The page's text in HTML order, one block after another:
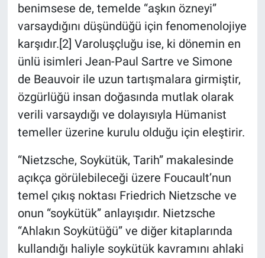
benimsese de, temelde “aşkın özneyi”
varsaydığını düşündüğü için fenomenolojiye
karşıdır.[2] Varoluşçluğu ise, ki dönemin en
ünlü isimleri Jean-Paul Sartre ve Simone
de Beauvoir ile uzun tartışmalara girmiştir,
özgürlüğü insan doğasında mutlak olarak
verili varsaydığı ve dolayısıyla Hümanist
temeller üzerine kurulu olduğu için eleştirir.
“Nietzsche, Soykütük, Tarih” makalesinde
açıkça görülebileceği üzere Foucault’nun
temel çıkış noktası Friedrich Nietzsche ve
onun “soykütük” anlayışıdır. Nietzsche
“Ahlakın Soykütüğü” ve diğer kitaplarında
kullandığı haliyle soykütük kavramını ahlaki